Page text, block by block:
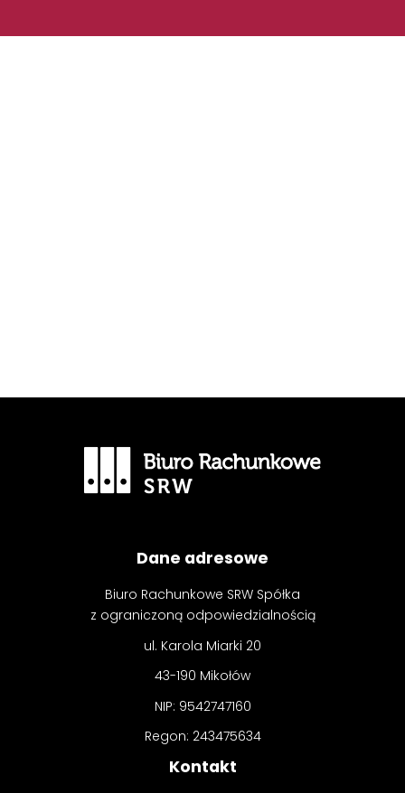
Dane adresowe
Biuro Rachunkowe SRW Spółka
z ograniczoną odpowiedzialnością
ul. Karola Miarki 20
43-190 Mikołów
NIP: 9542747160
Regon: 243475634
Kontakt